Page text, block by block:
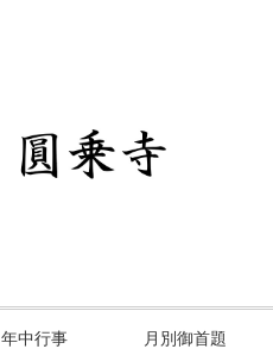
年中行事 月別御首題